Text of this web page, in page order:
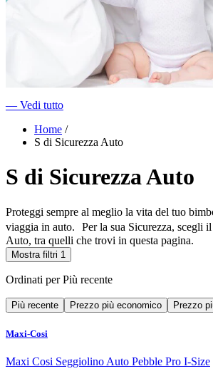
― Vedi tutto
Home /
S di Sicurezza Auto
S di Sicurezza Auto
Proteggi sempre al meglio la vita del tuo
viaggia in auto. Per la sua Sicurezza, scegli
Auto, tra quelli che trovi in questa pagina.
Mostra filtri 1
Ordinati perPiù recente
Più recente Prezzo più economico Prezzo
Maxi-Cosi
Maxi Cosi Seggiolino Auto Pebble Pro I-Size